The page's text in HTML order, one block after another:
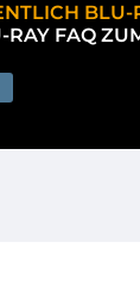
BLU-
RAY FAQ